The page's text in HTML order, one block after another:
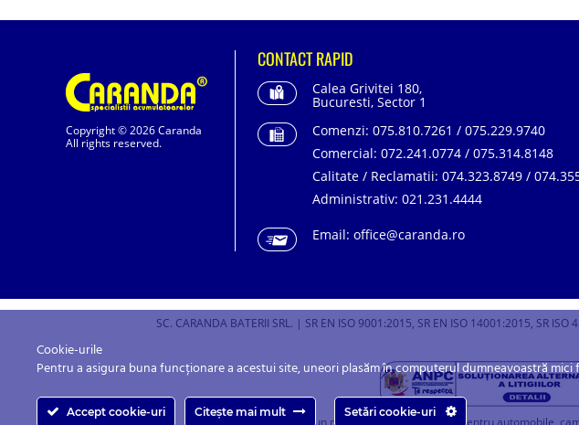
Copyright © 2026 Caranda
All rights reserved.
CONTACT RAPID
Calea Grivitei 180,
Bucuresti, Sector 1
Comenzi: 075.810.7261 / 075.229.9740
Comercial: 072.241.0774 / 075.314.8148
Calitate / Reclamatii: 074.323.8749 /
Administrativ: 021.231.4444
Email: office@caranda.ro
SC. CARANDA BATERII SRL. | SR EN ISO 9001:2015, SR EN ISO 14001:2015, SR ISO
Caranda.ro este un magazin online cu baterii pentru automobile,
Cookie-urile
Pentru a asigura buna funcționare a acestui site, uneori plasăm în computerul dumneavoastră
Accept cookie-uri Citește mai mult Setări cookie-uri